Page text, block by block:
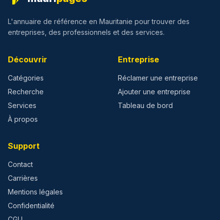
L'annuaire de référence en Mauritanie pour trouver des
entreprises, des professionnels et des services.
Découvrir
Catégories
Recherche
Services
À propos
Entreprise
Réclamer une entreprise
Ajouter une entreprise
Tableau de bord
Support
Contact
Carrières
Mentions légales
Confidentialité